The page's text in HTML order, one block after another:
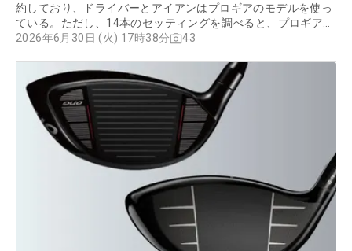
約しており、ドライバーとアイアンはプロギアのモデルを使っ
ている。ただし、14本のセッティングを調べると、プロギアを
含めた7メーカーが混在。そのセッティングについてクラブフ
2026年6月30日 (火) 17時38分 43